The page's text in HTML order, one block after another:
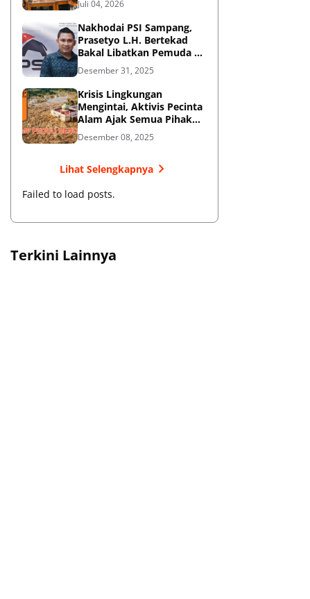
Perkuat Aksi Sosial
Juli 04, 2026
Nakhodai PSI Sampang,
Prasetyo L.H. Bertekad
Bakal Libatkan Pemuda di
Panggung Politik
Desember 31, 2025
Krisis Lingkungan
Mengintai, Aktivis Pecinta
Alam Ajak Semua Pihak
Jaga Hutan
Desember 08, 2025
Lihat Selengkapnya
Failed to load posts.
Terkini Lainnya